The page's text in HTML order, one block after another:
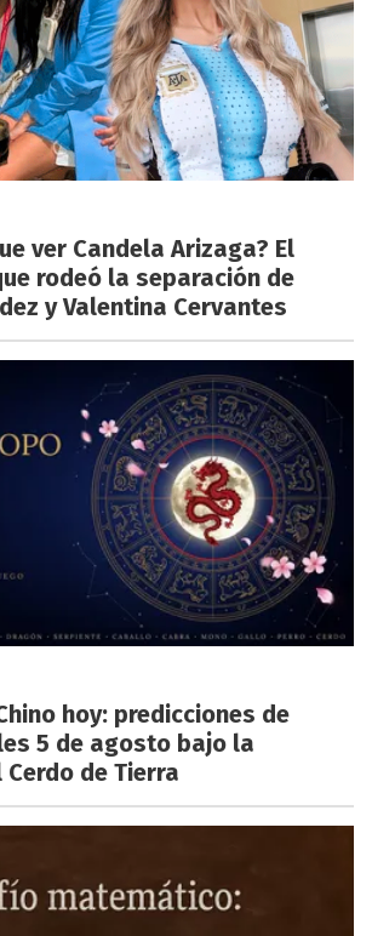
ver Candela Arizaga? El
rodeó la separación de
y Valentina Cervantes
hoy: predicciones de
5 de agosto bajo la
de Tierra